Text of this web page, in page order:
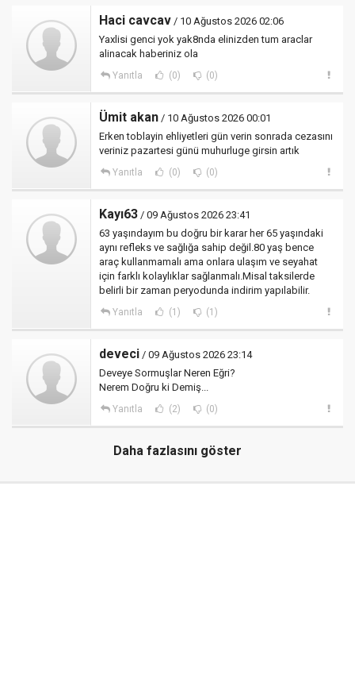
Haci cavcav / 10 Ağustos 2026 02:06
Yaxlisi genci yok yak8nda elinizden tum araclar
alinacak haberiniz ola
Yanıtla (0) (0)
Ümit akan / 10 Ağustos 2026 00:01
Erken toblayin ehliyetleri gün verin sonrada cezasını
veriniz pazartesi günü muhurluge girsin artık
Yanıtla (0) (0)
Kayı63 / 09 Ağustos 2026 23:41
63 yaşındayım bu doğru bir karar her 65 yaşındaki
aynı refleks ve sağlığa sahip değil.80 yaş bence
araç kullanmamalı ama onlara ulaşım ve seyahat
için farklı kolaylıklar sağlanmalı.Misal taksilerde
belirli bir zaman peryodunda indirim yapılabilir.
Yanıtla (1) (1)
deveci / 09 Ağustos 2026 23:14
Deveye Sormuşlar Neren Eğri?
Nerem Doğru ki Demiş...
Yanıtla (2) (0)
Daha fazlasını göster